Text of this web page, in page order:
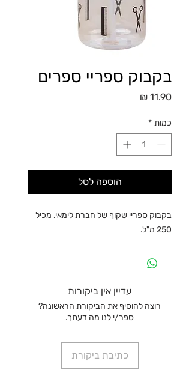
בקבוק ספריי ספרים
כמות *
הוספה לסל
בקבוק ספריי שקוף של חברת לימאי. מכיל
250 מ"ל.
עדיין אין ביקורות
רוצה להוסיף את הביקורת הראשונה?
ספר/י לנו מה דעתך.
כתיבת ביקורת